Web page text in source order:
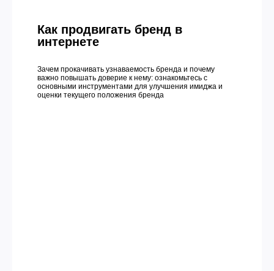
Как продвигать бренд в
интернете
Зачем прокачивать узнаваемость бренда и почему
важно повышать доверие к нему: ознакомьтесь с
основными инструментами для улучшения имиджа и
оценки текущего положения бренда